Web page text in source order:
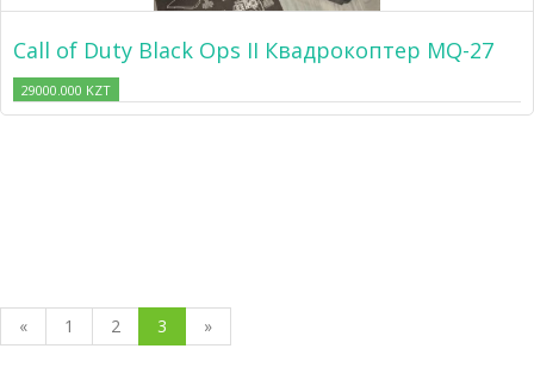
Call of Duty Black Ops II Квадрокоптер MQ-27
29000.000 KZT
« 1 2 3 »